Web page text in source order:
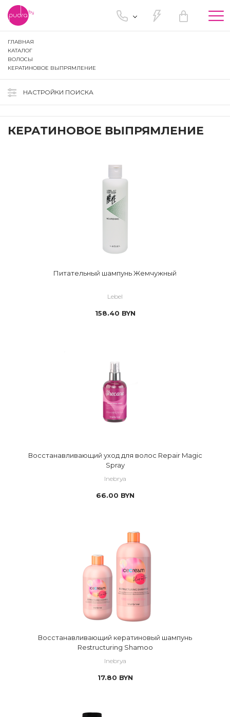
ГЛАВНАЯ
КАТАЛОГ
ВОЛОСЫ
КЕРАТИНОВОЕ ВЫПРЯМЛЕНИЕ
НАСТРОЙКИ ПОИСКА
КЕРАТИНОВОЕ ВЫПРЯМЛЕНИЕ
Питательный шампунь Жемчужный
Lebel
158.40 BYN
Восстанавливающий уход для волос Repair Magic
Spray
Inebrya
66.00 BYN
Восстанавливающий кератиновый шампунь
Restructuring Shamoo
Inebrya
17.80 BYN